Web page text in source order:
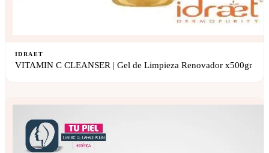
IDRAET
VITAMIN C CLEANSER | Gel de Limpieza Renovador x500gr